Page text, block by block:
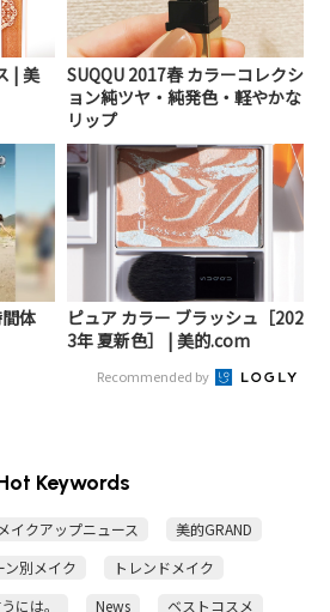
| 美
SUQQU 2017春 カラーコレクシ
ョン純ツヤ・純発色・軽やかな
リップ
体
ピュア カラー ブラッシュ［202
3年 夏新色］ | 美的.com
Recommended by
Keywords
メイクアップニュース
美的GRAND
ン別メイク
トレンドメイク
には。
News ベストコスメ